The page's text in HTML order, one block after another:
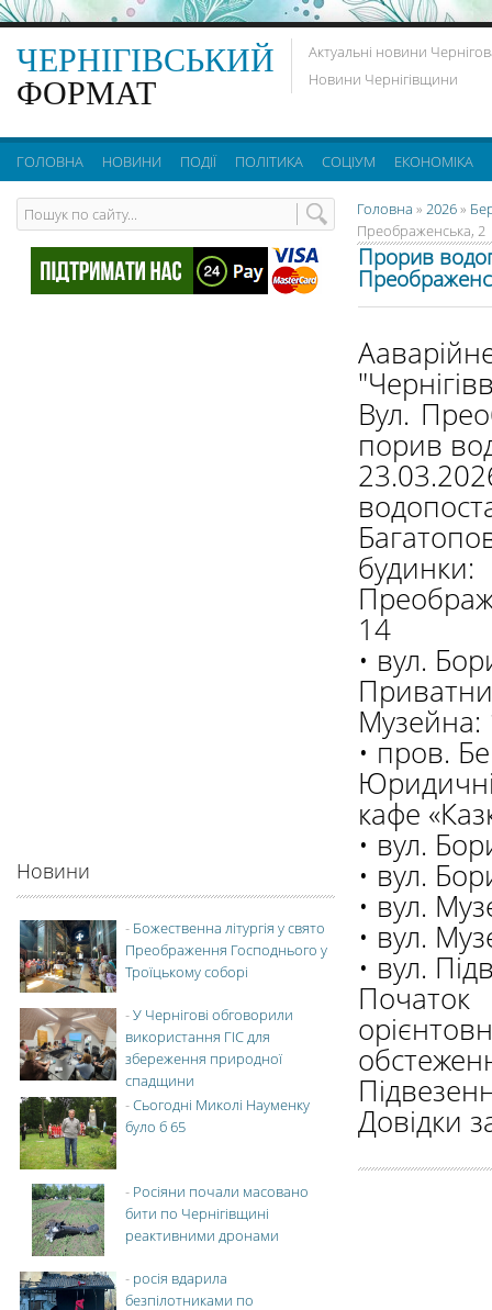
ЧЕРНІГІВСЬКИЙ
ФОРМАТ
Актуальні новини
Новини Чернігівщини
ГОЛОВНА НОВИНИ ПОДІЇ ПОЛІТИКА СОЦІУМ ЕКОНОМІКА
Головна » 2026»
Преображенська, 2
Прорив
Вул.
порив
14
• вул.
Музейна:
• пров.
кафе
• вул.
• вул.
• вул.
• вул.
• вул.
Початок
Довідки
Новини
- Божественна літургія у свято
Преображення Господнього у
Троїцькому соборі
-У Чернігові обговорили
використання ГІС для
збереження природної
спадщини
-Сьогодні Миколі Науменку
було б 65
- Росіяни почали масовано
бити по Чернігівщині
реактивними дронами
- росія вдарила
безпілотниками по